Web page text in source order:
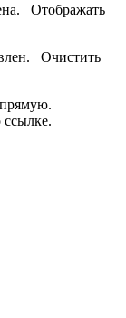
Отображать
Очистить
ссылке.